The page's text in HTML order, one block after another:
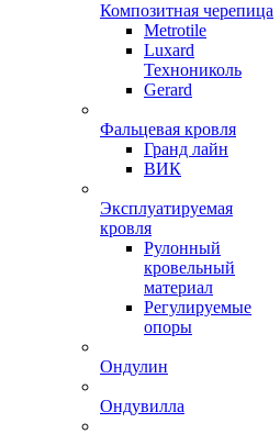
Композитная черепица
Metrotile
Luxard
Технониколь
Gerard
Фальцевая кровля
Гранд лайн
ВИК
Эксплуатируемая
кровля
Рулонный
кровельный
материал
Регулируемые
опоры
Ондулин
Ондувилла